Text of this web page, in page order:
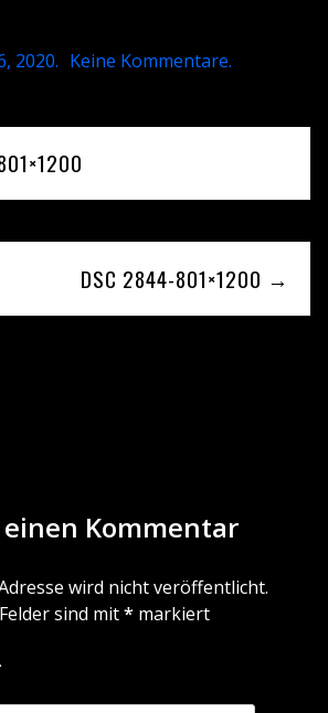
2020. Keine Kommentare.
DSC 2844-801×1200 →
einen Kommentar
wird nicht veröffentlicht.
sind mit* markiert